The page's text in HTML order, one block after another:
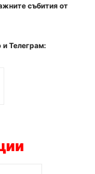
събития от
и Телеграм: